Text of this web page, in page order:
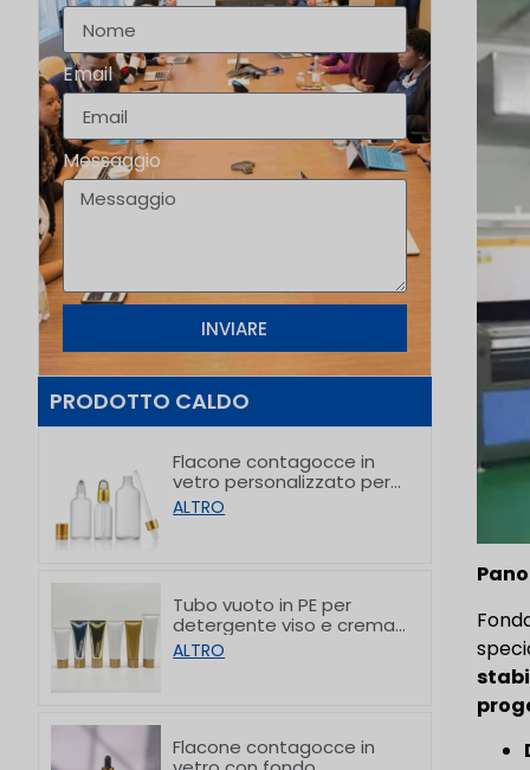
Email
Messaggio
INVIARE
PRODOTTO CALDO
Flacone contagocce in
vetro personalizzato per
oli essenziali, per il
confezionamento di
ALTRO
Tubo vuoto in PE per
detergente viso e crema
mani con tappi in bambù
da 50/80/100/150 g
ALTRO
Flacone contagocce in